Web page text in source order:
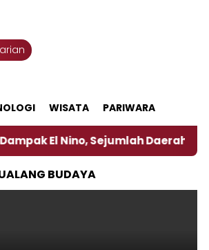
WISATA PARIWARA
Sejumlah Daerah di Jember
BUDAYA